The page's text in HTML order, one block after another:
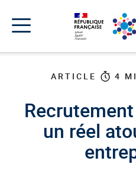
menu
contenu
pied
navigation
Menu
ARTICLE 4
un réel